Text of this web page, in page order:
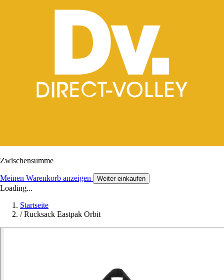
Zwischensumme
Meinen Warenkorb anzeigen Weiter einkaufen
Loading...
Startseite
/ Rucksack Eastpak Orbit